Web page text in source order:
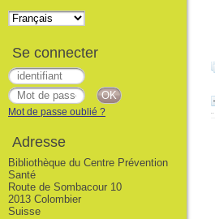
Se connecter
Mot de passe oublié ?
Adresse
Bibliothèque du Centre Prévention
Santé
Route de Sombacour 10
2013 Colombier
Suisse